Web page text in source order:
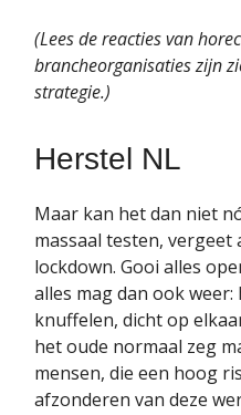
(Lees de reacties van
brancheorganisaties zijn
strategie.)
Herstel NL
Maar kan het dan niet
massaal testen, vergeet
lockdown. Gooi alles
alles mag dan ook weer:
knuffelen, dicht op
het oude normaal zeg
mensen, die een hoog
afzonderen van deze